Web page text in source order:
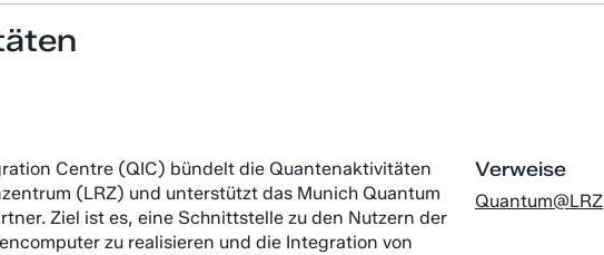
Centre (QIC) bündelt die Quantenaktivitäten
(LRZ) und unterstützt das Munich Quantum
Ziel ist es, eine Schnittstelle zu den Nutzern der
zu realisieren und die Integration von
Verweise
Quantum@LRZ